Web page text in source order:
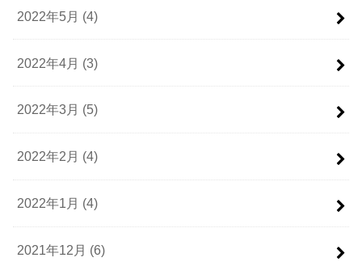
2022年5月 (4)
2022年4月 (3)
2022年3月 (5)
2022年2月 (4)
2022年1月 (4)
2021年12月 (6)